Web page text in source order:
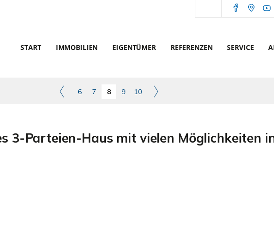
START IMMOBILIEN EIGENTÜMER REFERENZEN SERVICE
6 7 8 9 10
3-Parteien-Haus mit vielen Möglichkeiten